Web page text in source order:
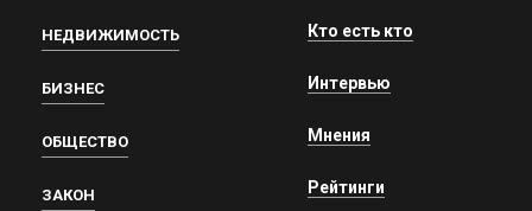
НЕДВИЖИМОСТЬ
БИЗНЕС
ОБЩЕСТВО
ЗАКОН
Кто есть кто
Интервью
Мнения
Рейтинги